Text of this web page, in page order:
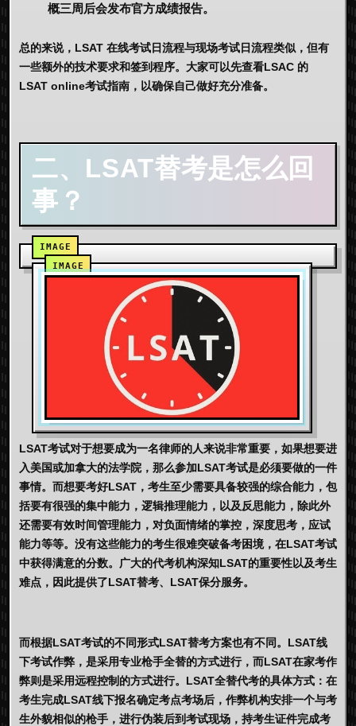
概三周后会发布官方成绩报告。
总的来说，LSAT 在线考试日流程与现场考试日流程类似，但有
一些额外的技术要求和签到程序。大家可以先查看LSAC 的
LSAT online考试指南，以确保自己做好充分准备。
二、LSAT替考是怎么回
事？
LSAT考试对于想要成为一名律师的人来说非常重要，如果想要进
入美国或加拿大的法学院，那么参加LSAT考试是必须要做的一件
事情。而想要考好LSAT，考生至少需要具备较强的综合能力，包
括要有很强的集中能力，逻辑推理能力，以及反思能力，除此外
还需要有效时间管理能力，对负面情绪的掌控，深度思考，应试
能力等等。没有这些能力的考生很难突破备考困境，在LSAT考试
中获得满意的分数。广大的代考机构深知LSAT的重要性以及考生
难点，因此提供了LSAT替考、LSAT保分服务。
而根据LSAT考试的不同形式LSAT替考方案也有不同。LSAT线
下考试作弊，是采用专业枪手全替的方式进行，而LSAT在家考作
弊则是采用远程控制的方式进行。LSAT全替代考的具体方式：在
考生完成LSAT线下报名确定考点考场后，作弊机构安排一个与考
生外貌相似的枪手，进行伪装后到考试现场，持考生证件完成考